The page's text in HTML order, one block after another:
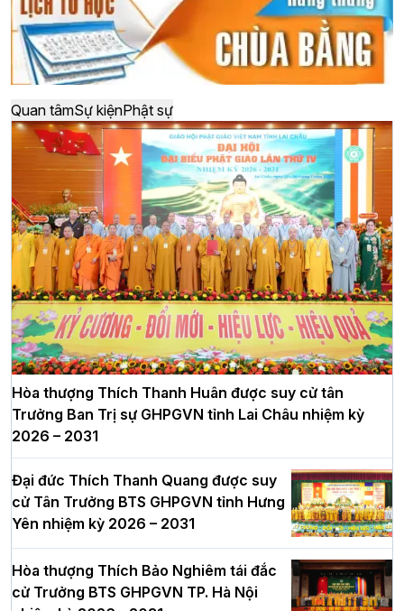
Quan tâmSự kiệnPhật sự
Hòa thượng Thích Thanh Huân được suy cử tân
Trưởng Ban Trị sự GHPGVN tỉnh Lai Châu nhiệm kỳ
2026 – 2031
Đại đức Thích Thanh Quang được suy
cử Tân Trưởng BTS GHPGVN tỉnh Hưng
Yên nhiệm kỳ 2026 – 2031
Hòa thượng Thích Bảo Nghiêm tái đắc
cử Trưởng BTS GHPGVN TP. Hà Nội